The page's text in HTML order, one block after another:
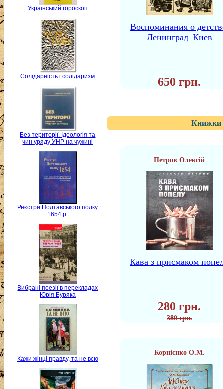
Український гороскоп
Солідарність і солідаризм
Без території. Ідеологія та
чин уряду УНР на чужині
Реєстри Полтавського полку
1654 р.
Вибрані поезії в перекладах
Юрія Буряка
Кажи жінці правду, та не всю
Воспоминания о
Ленинград–Киев
650 грн.
Книжки
Петров Олексій
Кава з присмаком
280 грн.
380 грн.
Корнієнко О.М.